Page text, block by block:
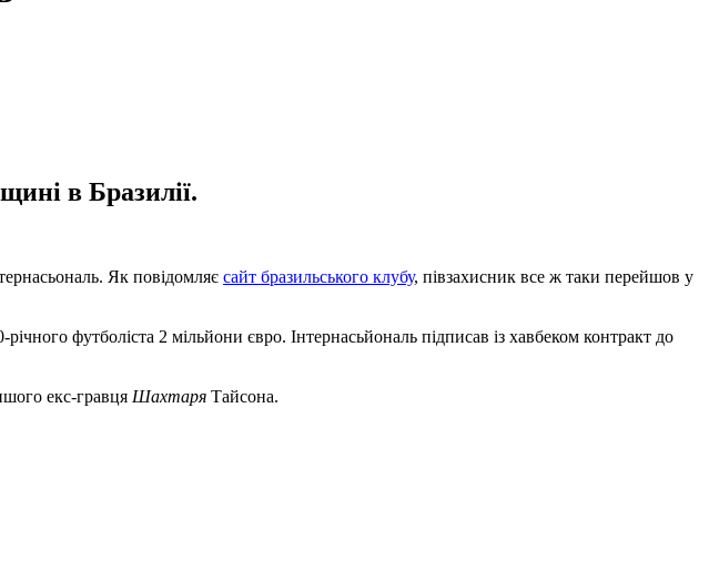
в Бразилії.
Як повідомляє сайт бразильського клубу, півзахисник все ж таки перейшов у
футболіста 2 мільйони євро. Інтернасьйональ підписав із хавбеком контракт до
екс-гравця Шахтаря Тайсона.